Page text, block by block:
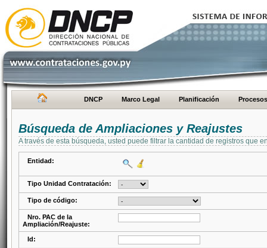
DNCP Marco Legal Planificación Procesos
Búsqueda de Ampliaciones y Reajustes
A través de esta búsqueda, usted puede filtrar la cantidad de registros que
Entidad:
Tipo Unidad Contratación:
Tipo de código:
Nro. PAC de la
Ampliación/Reajuste:
Id: